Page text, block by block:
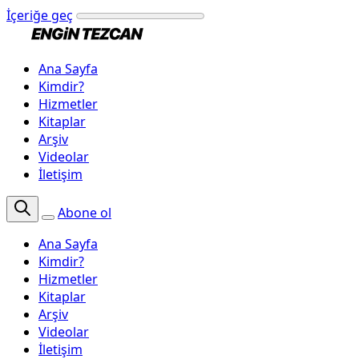
İçeriğe geç
Ana Sayfa
Kimdir?
Hizmetler
Kitaplar
Arşiv
Videolar
İletişim
Abone ol
Ana Sayfa
Kimdir?
Hizmetler
Kitaplar
Arşiv
Videolar
İletişim